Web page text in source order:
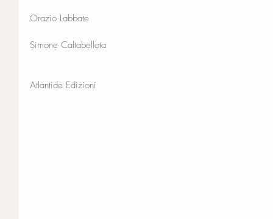
Orazio Labbate
Simone Caltabellota
Atlantide Edizioni